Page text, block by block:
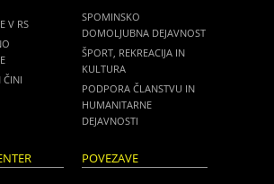
V RS
ČINI
SPOMINSKO
DOMOLJUBNA DEJAVNOST
ŠPORT, REKREACIJA IN
KULTURA
PODPORA ČLANSTVU IN
HUMANITARNE
DEJAVNOSTI
POVEZAVE